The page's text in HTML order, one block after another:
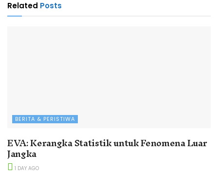
Related Posts
BERITA & PERISTIWA
EVA: Kerangka Statistik untuk Fenomena Luar
Jangka
1 DAY AGO